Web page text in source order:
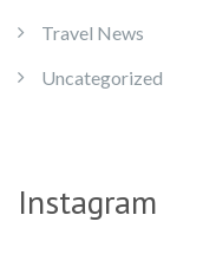
Travel News
Uncategorized
Instagram